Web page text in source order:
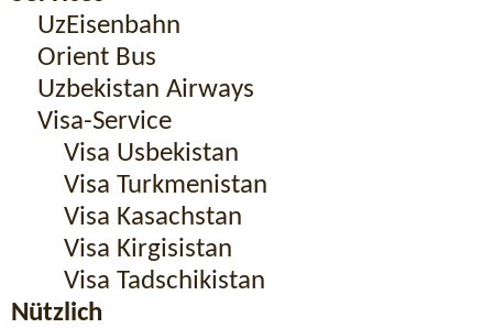
UzEisenbahn
Orient Bus
Uzbekistan Airways
Visa-Service
Visa Usbekistan
Visa Turkmenistan
Visa Kasachstan
Visa Kirgisistan
Visa Tadschikistan
Nützlich